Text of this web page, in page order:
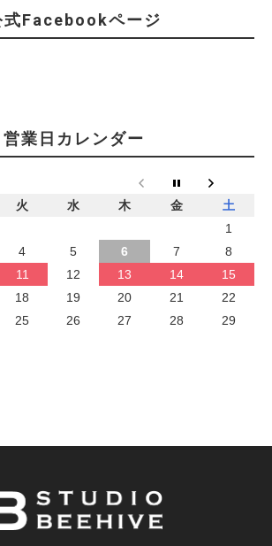
式Facebookページ
営業日カレンダー
火 水 木 金
土
1
4 5 6 7
8
11 12 13 14
15
18 19 20 21
22
25 26 27 28
29